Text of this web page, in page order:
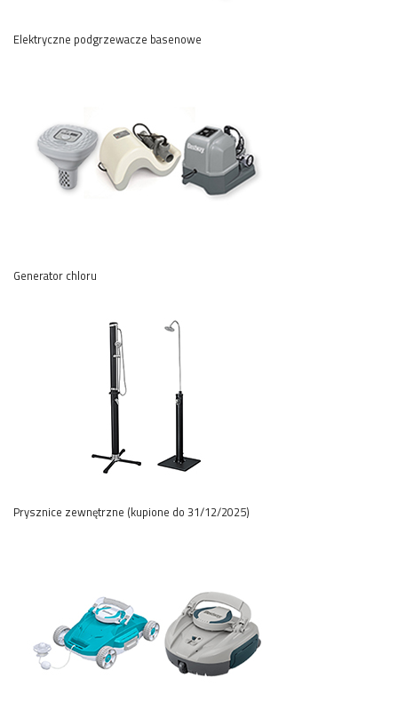
Elektryczne podgrzewacze basenowe
Generator chloru
Prysznice zewnętrzne (kupione do 31/12/2025)